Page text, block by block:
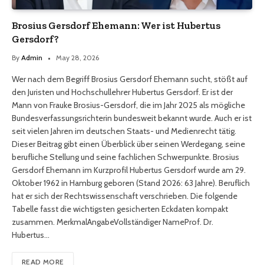
Brosius Gersdorf Ehemann: Wer ist Hubertus
Gersdorf?
By Admin May 28, 2026
Wer nach dem Begriff Brosius Gersdorf Ehemann sucht, stößt auf
den Juristen und Hochschullehrer Hubertus Gersdorf. Er ist der
Mann von Frauke Brosius-Gersdorf, die im Jahr 2025 als mögliche
Bundesverfassungsrichterin bundesweit bekannt wurde. Auch er ist
seit vielen Jahren im deutschen Staats- und Medienrecht tätig.
Dieser Beitrag gibt einen Überblick über seinen Werdegang, seine
berufliche Stellung und seine fachlichen Schwerpunkte. Brosius
Gersdorf Ehemann im Kurzprofil Hubertus Gersdorf wurde am 29.
Oktober 1962 in Hamburg geboren (Stand 2026: 63 Jahre). Beruflich
hat er sich der Rechtswissenschaft verschrieben. Die folgende
Tabelle fasst die wichtigsten gesicherten Eckdaten kompakt
zusammen. MerkmalAngabeVollständiger NameProf. Dr.
Hubertus…
READ MORE